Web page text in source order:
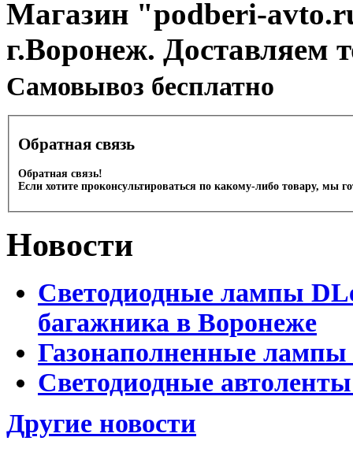
Магазин "podberi-
г.Воронеж. Доставляем
Cамовывоз бесплатно
Обратная связь
Обратная связь!
Если хотите проконсультироваться по какому-либо товару, мы
Новости
Светодиодные лампы
багажника в Воронеже
Газонаполненные
Светодиодные
Другие новости